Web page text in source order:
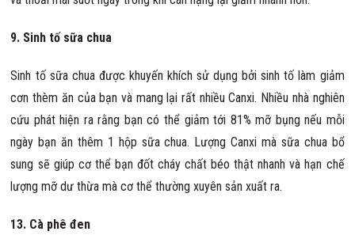
9. Sinh tố sữa chua
Sinh tố sữa chua được khuyến khích sử dụng bởi sinh tố làm giảm
cơn thèm ăn của bạn và mang lại rất nhiều Canxi. Nhiều nhà nghiên
cứu phát hiện ra rằng bạn có thể giảm tới 81% mỡ bụng nếu mỗi
ngày bạn ăn thêm 1 hộp sữa chua. Lượng Canxi mà sữa chua bổ
sung sẽ giúp cơ thể bạn đốt cháy chất béo thật nhanh và hạn chế
lượng mỡ dư thừa mà cơ thể thường xuyên sản xuất ra.
13. Cà phê đen